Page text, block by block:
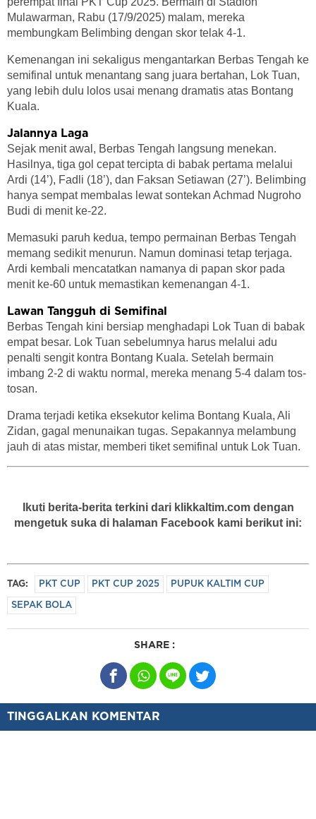
Mulawarman, Rabu (17/9/2025) malam, mereka
membungkam Belimbing dengan skor telak 4-1.
Kemenangan ini sekaligus mengantarkan Berbas Tengah ke
semifinal untuk menantang sang juara bertahan, Lok Tuan,
yang lebih dulu lolos usai menang dramatis atas Bontang
Kuala.
Jalannya Laga
Sejak menit awal, Berbas Tengah langsung menekan.
Hasilnya, tiga gol cepat tercipta di babak pertama melalui
Ardi (14’), Fadli (18’), dan Faksan Setiawan (27’). Belimbing
hanya sempat membalas lewat sontekan Achmad Nugroho
Budi di menit ke-22.
Memasuki paruh kedua, tempo permainan Berbas Tengah
memang sedikit menurun. Namun dominasi tetap terjaga.
Ardi kembali mencatatkan namanya di papan skor pada
menit ke-60 untuk memastikan kemenangan 4-1.
Lawan Tangguh di Semifinal
Berbas Tengah kini bersiap menghadapi Lok Tuan di babak
empat besar. Lok Tuan sebelumnya harus melalui adu
penalti sengit kontra Bontang Kuala. Setelah bermain
imbang 2-2 di waktu normal, mereka menang 5-4 dalam tos-
tosan.
Drama terjadi ketika eksekutor kelima Bontang Kuala, Ali
Zidan, gagal menunaikan tugas. Sepakannya melambung
jauh di atas mistar, memberi tiket semifinal untuk Lok Tuan.
Ikuti berita-berita terkini dari klikkaltim.com dengan
mengetuk suka di halaman Facebook kami berikut ini:
TAG: PKT CUP PKT CUP 2025 PUPUK KALTIM CUP
SEPAK BOLA
SHARE :
TINGGALKAN KOMENTAR